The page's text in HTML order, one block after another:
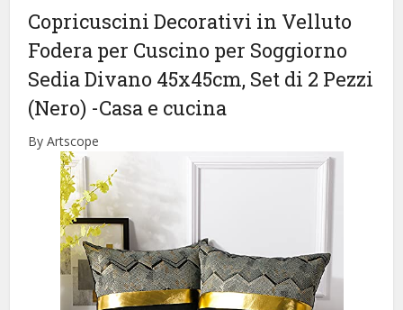
Copricuscini Decorativi in Velluto
Fodera per Cuscino per Soggiorno
Sedia Divano 45x45cm, Set di 2 Pezzi
(Nero) -Casa e cucina
By Artscope